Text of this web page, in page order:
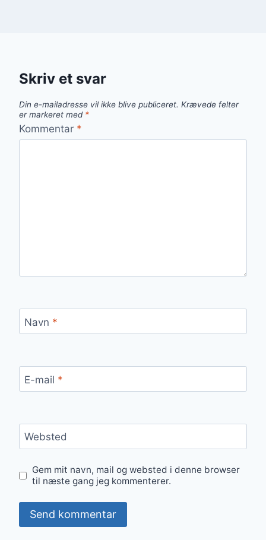
Skriv et svar
Din e-mailadresse vil ikke blive publiceret. Krævede felter
er markeret med *
Kommentar *
Navn *
E-mail *
Websted
Gem mit navn, mail og websted i denne browser
til næste gang jeg kommenterer.